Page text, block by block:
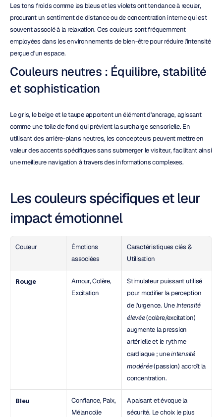
Les tons froids comme les bleus et les violets ont tendance à reculer,
procurant un sentiment de distance ou de concentration interne qui est
souvent associé à la relaxation. Ces couleurs sont fréquemment
employées dans les environnements de bien-être pour réduire l'intensité
perçue d'un espace.
Couleurs neutres : Équilibre, stabilité
et sophistication
Le gris, le beige et le taupe apportent un élément d'ancrage, agissant
comme une toile de fond qui prévient la surcharge sensorielle. En
utilisant des arrière-plans neutres, les concepteurs peuvent mettre en
valeur des accents spécifiques sans submerger le visiteur, facilitant ainsi
une meilleure navigation à travers des informations complexes.
Les couleurs spécifiques et leur
impact émotionnel
Couleur
Émotions
associées
Caractéristiques clés &
Utilisation
Rouge
Amour, Colère,
Excitation
Stimulateur puissant utilisé
pour modifier la perception
de l'urgence. Une intensité
élevée (colère/excitation)
augmente la pression
artérielle et le rythme
cardiaque ; une intensité
modérée (passion) accroît la
concentration.
Bleu
Confiance, Paix,
Mélancolie
Apaisant et évoque la
sécurité. Le choix le plus